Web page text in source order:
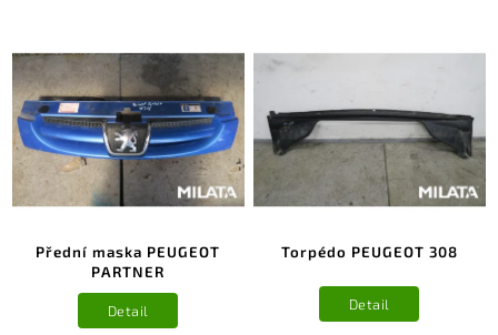
Přední maska PEUGEOT
PARTNER
Detail
Torpédo PEUGEOT 308
Detail